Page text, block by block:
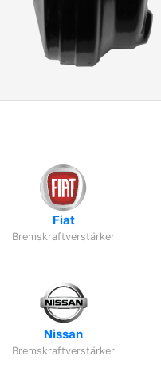
Fiat
Bremskraftverstärker
Nissan
Bremskraftverstärker